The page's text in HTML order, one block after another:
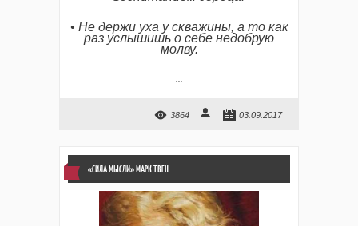
• Не держи уха у скважины, а то как
раз услышишь о себе недобрую
молву.
3864 03.09.2017
«СИЛА МЫСЛИ» МАРК ТВЕН